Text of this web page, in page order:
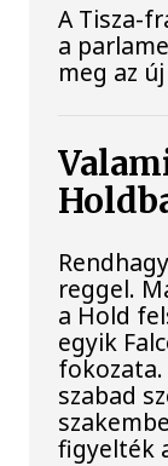
A Tisza-
a
meg az
reggel.
a Hold
egyik
fokozata.
szabad
figyelték